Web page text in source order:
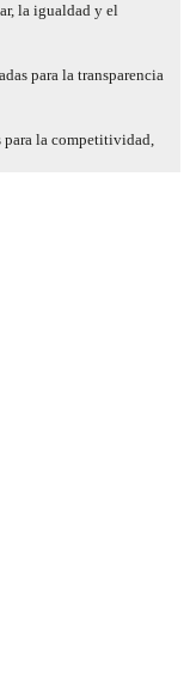
la igualdad y el
para la transparencia
para la competitividad,